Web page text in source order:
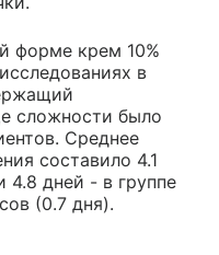
форме крем 10%
в
сложности было
Среднее
составило 4.1
4.8 дней - в группе
(0.7 дня).